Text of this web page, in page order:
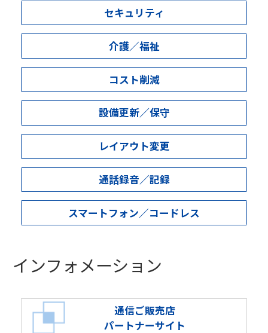
セキュリティ
介護／福祉
コスト削減
設備更新／保守
レイアウト変更
通話録音／記録
スマートフォン／コードレス
インフォメーション
通信ご販売店
パートナーサイト